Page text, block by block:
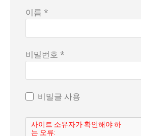
이름 *
비밀번호 *
비밀글 사용